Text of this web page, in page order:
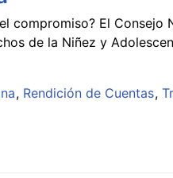
compromiso? El Consejo
de la Niñez y
Rendición de Cuentas